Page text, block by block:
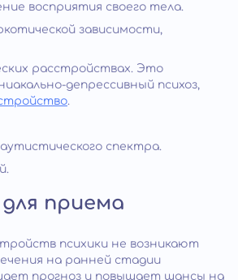
восприятия своего тела.
зависимости,
расстройствах. Это
депрессивный психоз,
.
спектра.
приема
психики не возникают
на ранней стадии
прогноз и повышает шансы на